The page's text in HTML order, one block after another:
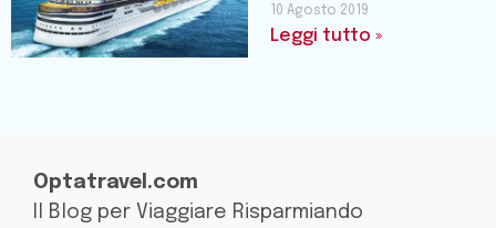
10 Agosto 2019
Leggi tutto »
Optatravel.com
Il Blog per Viaggiare Risparmiando